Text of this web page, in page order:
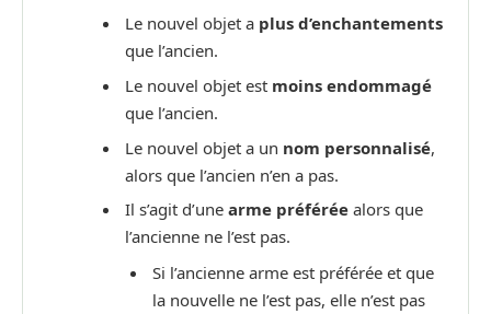
Le nouvel objet a plus d’enchantements
que l’ancien.
Le nouvel objet est moins endommagé
que l’ancien.
Le nouvel objet a un nom personnalisé,
alors que l’ancien n’en a pas.
Il s’agit d’une arme préférée alors que
l’ancienne ne l’est pas.
Si l’ancienne arme est préférée et que
la nouvelle ne l’est pas, elle n’est pas